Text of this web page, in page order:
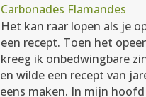
Carbonades Flamandes
Het kan raar lopen als je
een recept. Toen het
kreeg ik onbedwingbare
en wilde een recept van
eens maken. In mijn hoofd